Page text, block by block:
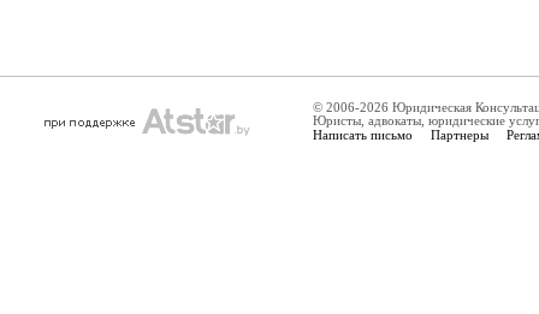
© 2006-2026 Юридическая
Юристы, адвокаты, юридические
Написать письмо Партнеры